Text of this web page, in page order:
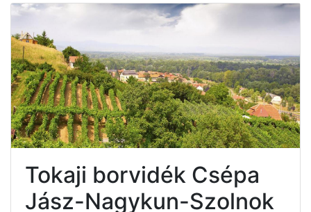
Tokaji borvidék Csépa
Jász-Nagykun-Szolnok